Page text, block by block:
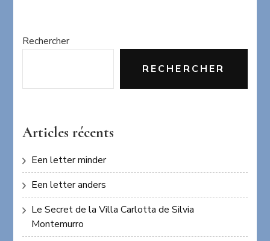
Rechercher
RECHERCHER
Articles récents
Een letter minder
Een letter anders
Le Secret de la Villa Carlotta de Silvia
Montemurro